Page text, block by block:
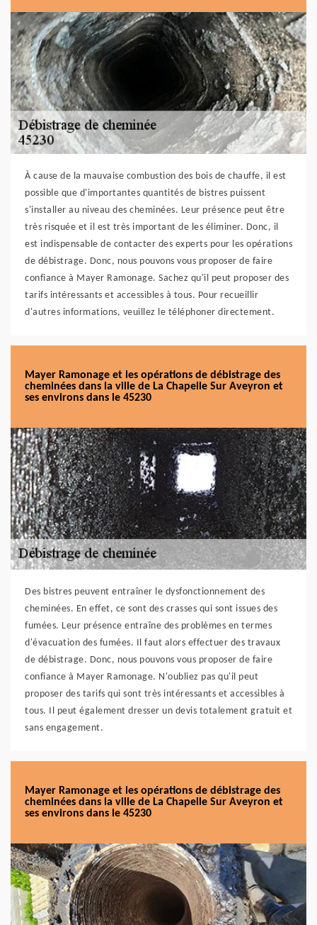
À cause de la mauvaise combustion des bois de chauffe, il est
possible que d'importantes quantités de bistres puissent
s'installer au niveau des cheminées. Leur présence peut être
très risquée et il est très important de les éliminer. Donc, il
est indispensable de contacter des experts pour les opérations
de débistrage. Donc, nous pouvons vous proposer de faire
confiance à Mayer Ramonage. Sachez qu'il peut proposer des
tarifs intéressants et accessibles à tous. Pour recueillir
d'autres informations, veuillez le téléphoner directement.
Mayer Ramonage et les opérations de débistrage des
cheminées dans la ville de La Chapelle Sur Aveyron et
ses environs dans le 45230
Des bistres peuvent entraîner le dysfonctionnement des
cheminées. En effet, ce sont des crasses qui sont issues des
fumées. Leur présence entraîne des problèmes en termes
d'évacuation des fumées. Il faut alors effectuer des travaux
de débistrage. Donc, nous pouvons vous proposer de faire
confiance à Mayer Ramonage. N'oubliez pas qu'il peut
proposer des tarifs qui sont très intéressants et accessibles à
tous. Il peut également dresser un devis totalement gratuit et
sans engagement.
Mayer Ramonage et les opérations de débistrage des
cheminées dans la ville de La Chapelle Sur Aveyron et
ses environs dans le 45230